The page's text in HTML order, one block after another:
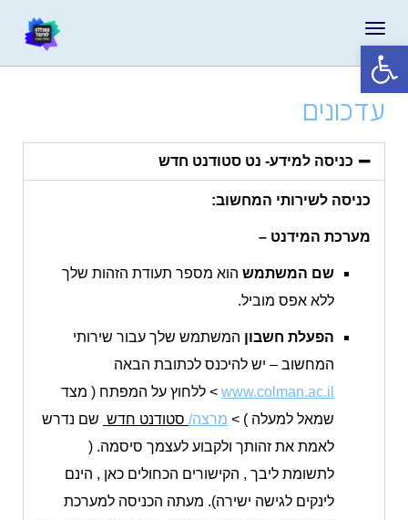
פתח סרגל נגישות
תפריט
עדכונים
כניסה למידע- נט סטודנט חדש
כניסה לשירותי המחשוב:
מערכת המידנט –
שם המשתמש הוא מספר תעודת הזהות שלך
ללא אפס מוביל.
הפעלת חשבון המשתמש שלך עבור שירותי
המחשוב – יש להיכנס לכתובת הבאה
www.colman.ac.il > ללחוץ על המפתח ( מצד
שמאל למעלה ) > מרצה/ סטודנט חדש שם נדרש
לאמת את זהותך ולקבוע לעצמך סיסמה. (
לתשומת ליבך , הקישורים הכחולים כאן , הינם
לינקים לגישה ישירה). מעתה הכניסה למערכת